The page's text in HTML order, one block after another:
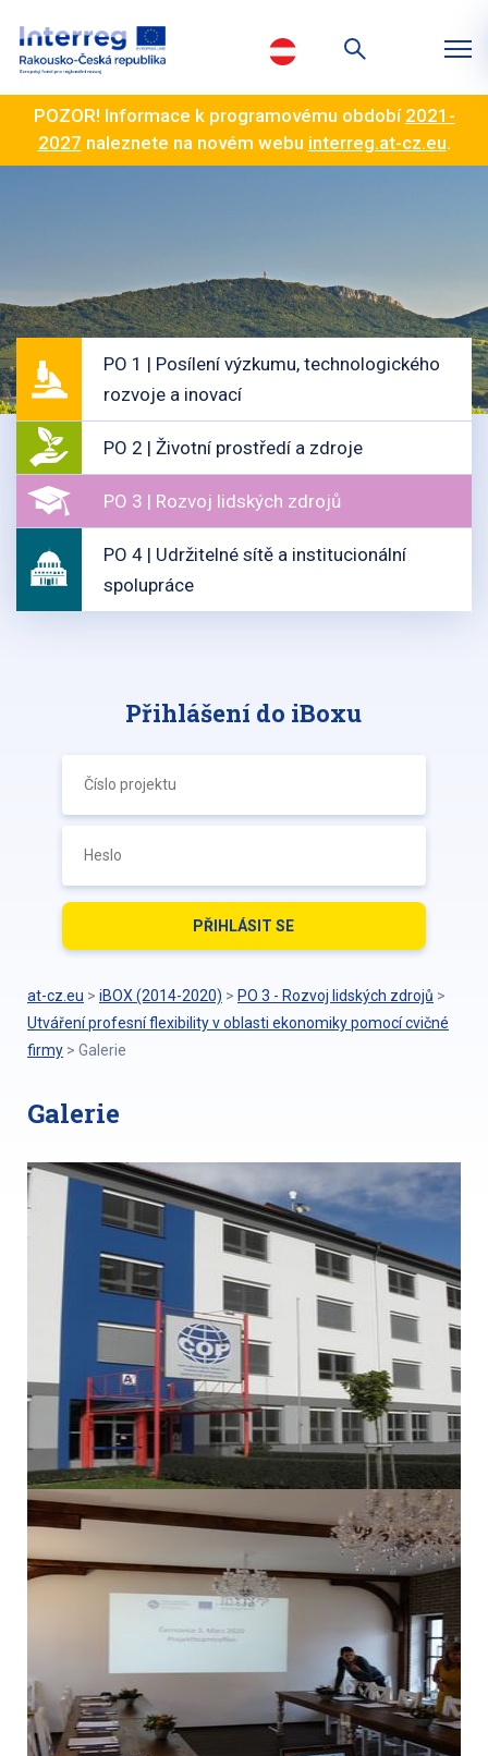
POZOR! Informace k programovému období 2021-
2027 naleznete na novém webu interreg.at-cz.eu.
PO 1 | Posílení výzkumu, technologického
rozvoje a inovací
PO 2 | Životní prostředí a zdroje
PO 3 | Rozvoj lidských zdrojů
PO 4 | Udržitelné sítě a institucionální
spolupráce
Přihlášení do iBoxu
at-cz.eu > iBOX (2014-2020) > PO 3 - Rozvoj lidských zdrojů >
Utváření profesní flexibility v oblasti ekonomiky pomocí cvičné
firmy > Galerie
Galerie